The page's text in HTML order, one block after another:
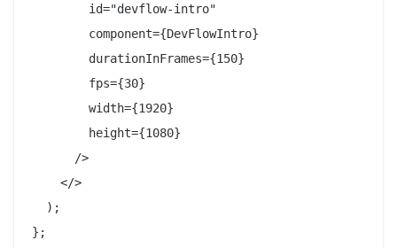
        id="devflow-intro"
        component={DevFlowIntro}
        durationInFrames={150}
        fps={30}
        width={1920}
        height={1080}
      />
    </>
  );